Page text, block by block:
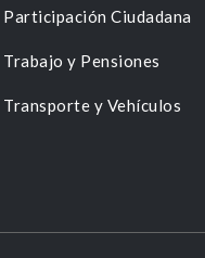
Participación Ciudadana
Trabajo y Pensiones
Transporte y Vehículos